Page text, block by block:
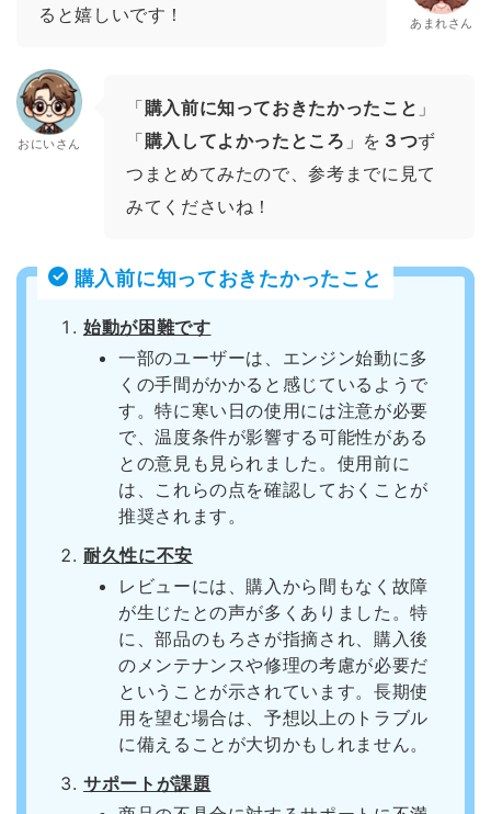
ると嬉しいです！
あまれさん
おにいさん
「購入前に知っておきたかったこと 」
「購入してよかったところ 」を ３つず
つまとめてみたので、参考までに見て
みてくださいね！
購入前に知っておきたかったこと
始動が困難です
一部のユーザーは、エンジン始動に多
くの手間がかかると感じているようで
す。特に寒い日の使用には注意が必要
で、温度条件が影響する可能性がある
との意見も見られました。使用前に
は、これらの点を確認しておくことが
推奨されます。
耐久性に不安
レビューには、購入から間もなく故障
が生じたとの声が多くありました。特
に、部品のもろさが指摘され、購入後
のメンテナンスや修理の考慮が必要だ
ということが示されています。長期使
用を望む場合は、予想以上のトラブル
に備えることが大切かもしれません。
サポートが課題